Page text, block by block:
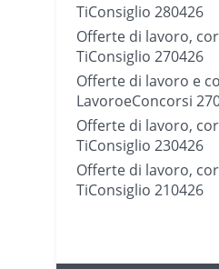
TiConsiglio 280426
Offerte di lavoro,
TiConsiglio 270426
Offerte di lavoro e
LavoroeConcorsi
Offerte di lavoro,
TiConsiglio 230426
Offerte di lavoro,
TiConsiglio 210426